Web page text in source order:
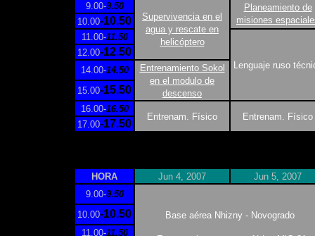
9.00-9.50
Supervivencia en el
agua y rescate en
helicóptero
Planeamiento de
misiones
10.00-10.50
11.00-11.50
Lenguaje ruso
12.00-12.50
14.00-14.50
Entrenamiento Sokol
en el modulo de
descenso
15.00-15.50
16.00-16.50
Entrenam. Físico Entrenam. Físico
17.00-17.50
HORA Jun 4, 2007
Jun 5, 2007
9.00-9.50
Base aérea Nhizny - Novogrado
10.00-10.50
11.00-11.50